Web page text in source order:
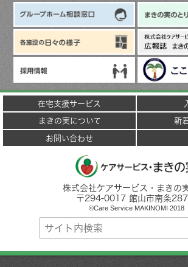
在宅支援サービス
まきの実について
新
お問い合わせ
株式会社ケアサービス・まきの
〒294-0017 館山市南条
©Care Service MAKINOMI 2018